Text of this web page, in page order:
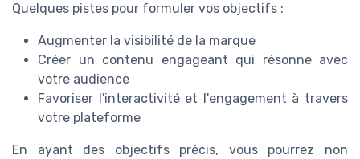
Quelques pistes pour formuler vos objectifs :
Augmenter la visibilité de la marque
Créer un contenu engageant qui résonne avec
votre audience
Favoriser l'interactivité et l'engagement à travers
votre plateforme
En ayant des objectifs précis, vous pourrez non